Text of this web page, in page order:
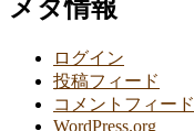
メタ情報
ログイン
投稿フィード
コメントフィード
WordPress.org